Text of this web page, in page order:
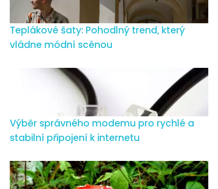
Teplákové šaty: Pohodlný trend, který
vládne módní scénou
Výběr správného modemu pro rychlé a
stabilní připojení k internetu